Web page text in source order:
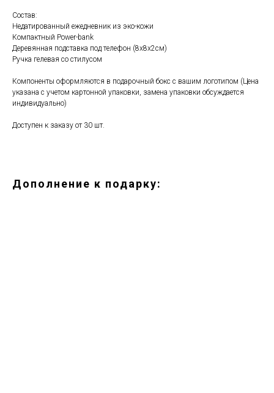
Состав:
Недатированный ежедневник из эко-кожи
Компактный Power-bank
Деревянная подставка под телефон (8х8х2см)
Ручка гелевая со стилусом
Компоненты оформляются в подарочный бокс с вашим логотипом (Цена
указана с учетом картонной упаковки, замена упаковки обсуждается
индивидуально)
Доступен к заказу от 30 шт.
Дополнение к подарку: